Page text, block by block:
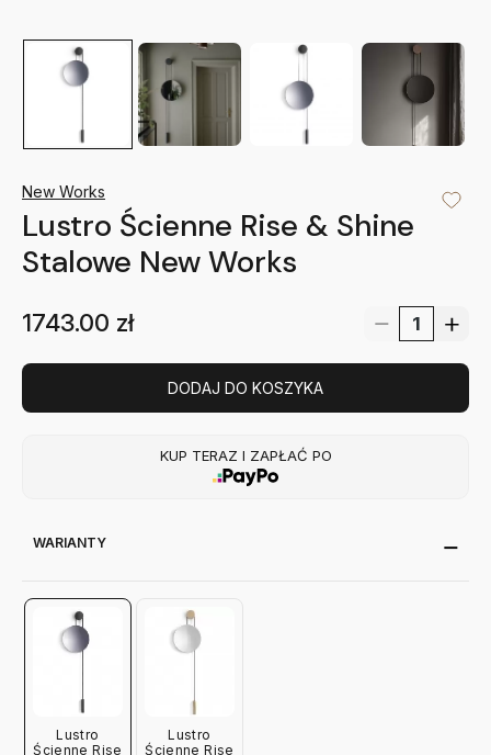
New Works
Lustro Ścienne Rise & Shine
Stalowe New Works
1743.00 zł
DODAJ DO KOSZYKA
KUP TERAZ I ZAPŁAĆ PO
WARIANTY
Lustro
Ścienne Rise
Lustro
Ścienne Rise